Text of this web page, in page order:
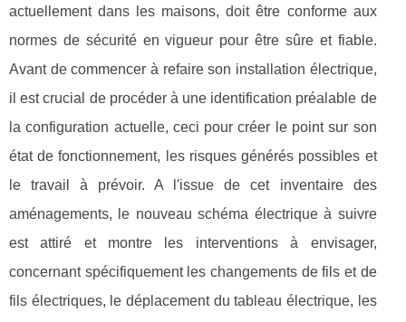
actuellement dans les maisons, doit être conforme aux
normes de sécurité en vigueur pour être sûre et fiable.
Avant de commencer à refaire son installation électrique,
il est crucial de procéder à une identification préalable de
la configuration actuelle, ceci pour créer le point sur son
état de fonctionnement, les risques générés possibles et
le travail à prévoir. A l'issue de cet inventaire des
aménagements, le nouveau schéma électrique à suivre
est attiré et montre les interventions à envisager,
concernant spécifiquement les changements de fils et de
fils électriques, le déplacement du tableau électrique, les